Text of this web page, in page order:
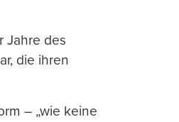
Jahre des
die ihren
– „wie keine